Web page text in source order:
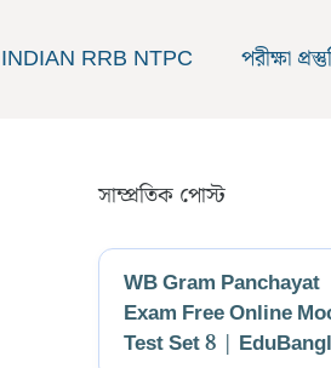
INDIAN RRB NTPC পরীক্ষা
সাম্প্রতিক পোস্ট
WB Gram Panchayat
Exam Free Online
Test Set 8 |